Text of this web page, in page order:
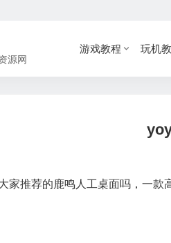
源网
游戏教程 玩机
家推荐的鹿鸣人工桌面吗，一